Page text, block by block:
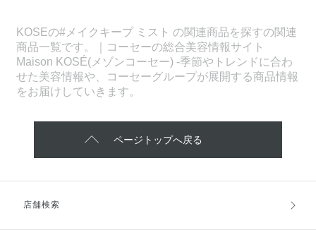
KOSEの#メイクキープ ミスト の関連商品を探すの関連
商品一覧です。｜コーセーの総合美容情報サイト
Maison KOSÉ(メゾンコーセー) -季節やトレンドに合わ
せた美容情報や、コーセーグループが展開する商品情報
をお届けしていきます。
ページトップへ戻る
店舗検索